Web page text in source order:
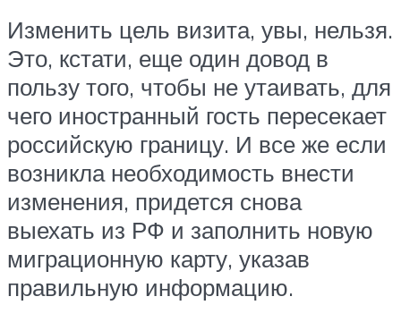
Изменить цель визита, увы, нельзя.
Это, кстати, еще один довод в
пользу того, чтобы не утаивать, для
чего иностранный гость пересекает
российскую границу. И все же если
возникла необходимость внести
изменения, придется снова
выехать из РФ и заполнить новую
миграционную карту, указав
правильную информацию.